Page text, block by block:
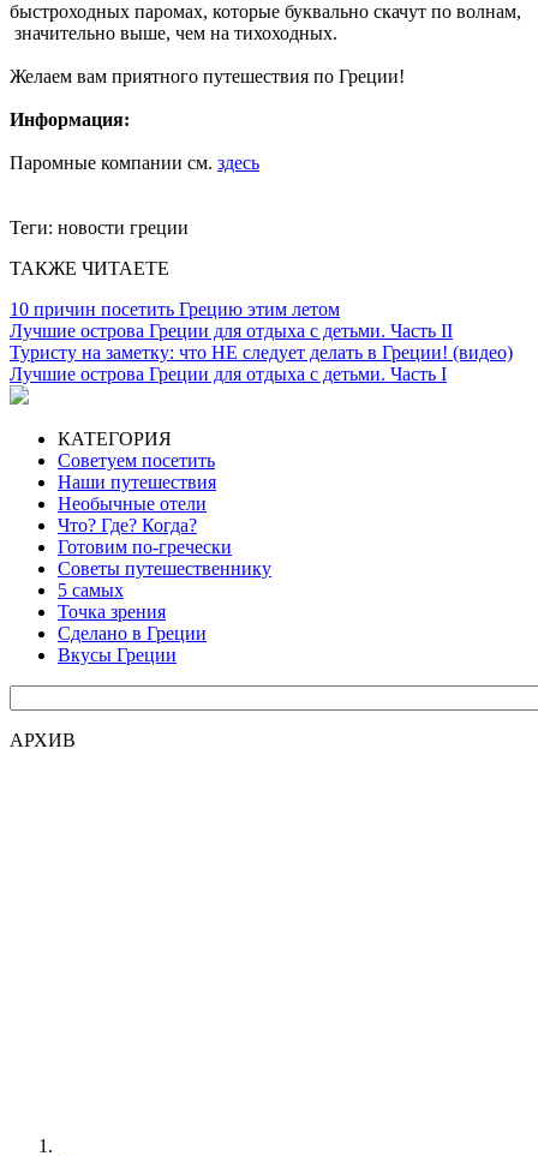
быстроходных паромах, которые буквально скачут по волнам,
значительно выше, чем на тихоходных.
Желаем вам приятного путешествия по Греции!
Информация:
Паромные компании см. здесь
Теги: новости греции
ТАКЖЕ ЧИТАЕТЕ
10 причин посетить Грецию этим летом
Лучшие острова Греции для отдыха с детьми. Часть II
Туристу на заметку: что НЕ следует делать в Греции! (видео)
Лучшие острова Греции для отдыха с детьми. Часть I
КАТЕГОРИЯ
Советуем посетить
Наши путешествия
Необычные отели
Что? Где? Когда?
Готовим по-гречески
Советы путешественнику
5 самых
Точка зрения
Сделано в Греции
Вкусы Греции
АРХИВ